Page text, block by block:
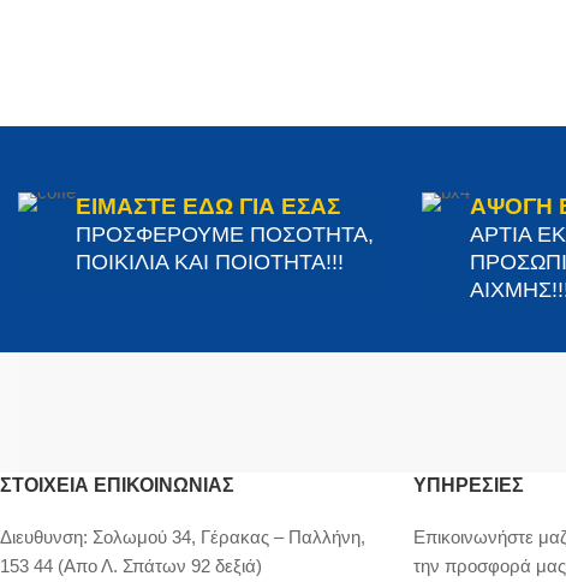
ΕΙΜΑΣΤΕ ΕΔΩ ΓΙΑ ΕΣΑΣ
ΠΡΟΣΦΕΡΟΥΜΕ ΠΟΣΟΤΗΤΑ,
ΠΟΙΚΙΛΙΑ ΚΑΙ ΠΟΙΟΤΗΤΑ!!!
ΑΨΟΓΗ
ΑΡΤΙΑ
ΣΤΟΙΧΕΊΑ ΕΠΙΚΟΙΝΩΝΊΑΣ
Διευθυνση: Σολωμού 34, Γέρακας – Παλλήνη,
153 44 (Απο Λ. Σπάτων 92 δεξιά)
ΥΠΗΡΕΣΙΕΣ
Επικοινωνήστε
την προσφορά